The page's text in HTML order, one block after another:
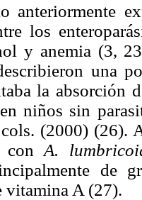
anteriormente
los
y anemia (3,
una
la absorción
niños sin
(2000) (26).
conA.
de
vitamina A (27).